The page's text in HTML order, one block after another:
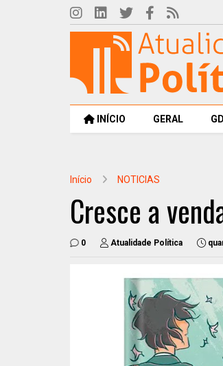
INÍCIO GERAL
Início NOTICIAS
Cresce a
0 Atualidade Política